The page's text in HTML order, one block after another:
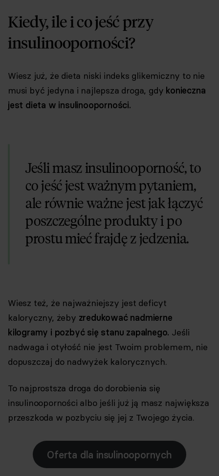
Kiedy, ile i co jeść przy
insulinooporności?
Wiesz już, że dieta niski indeks glikemiczny to nie
musi być jedyna i najlepsza droga, gdy konieczna
jest dieta w insulinooporności.
Jeśli masz insulinooporność, to
co jeść jest ważnym pytaniem,
ale równie ważne jest jak łączyć
poszczególne produkty i po
prostu mieć frajdę z jedzenia.
Wiesz też, że najważniejszy jest deficyt
kaloryczny, żeby zredukować nadmierne
kilogramy i pozbyć się stanu zapalnego. Jeśli
nadwaga i otyłość nie jest Twoim problemem, nie
dopuszczaj do nadwyżek kalorycznych.
To najprostsza droga do dorobienia się
insulinooporności albo jeśli już ją masz największa
przeszkoda w pozbyciu się jej z Twojego życia.
Oferta dla insulinoopornych